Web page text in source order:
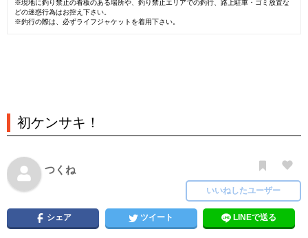
※現地に釣り禁止の看板のある場所や、釣り禁止エリアでの釣行、路上駐車・ゴミ放置な
どの迷惑行為はお控え下さい。
※釣行の際は、必ずライフジャケットを着用下さい。
初ケンサキ！
つくね
いいねしたユーザー
シェア ツイート LINEで送る